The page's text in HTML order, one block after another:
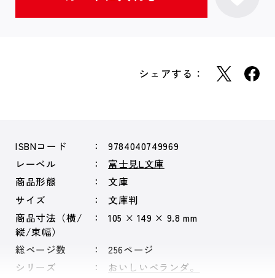
シェアする：
ISBNコード
9784040749969
レーベル
富士見L文庫
商品形態
文庫
サイズ
文庫判
商品寸法（横/
縦/束幅）
105 × 149 × 9.8 mm
総ページ数
256ページ
シリーズ
おいしいベランダ。